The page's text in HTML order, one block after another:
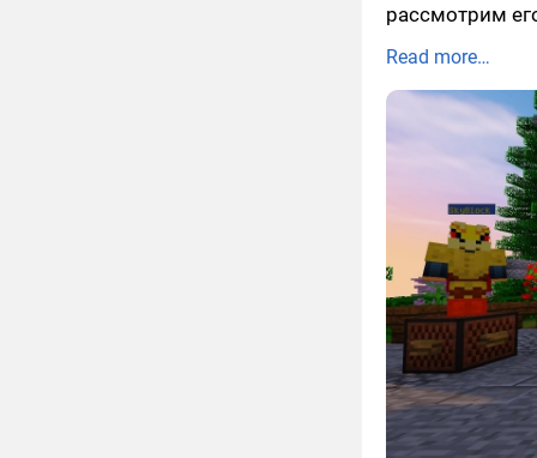
рассмотрим
Read more…